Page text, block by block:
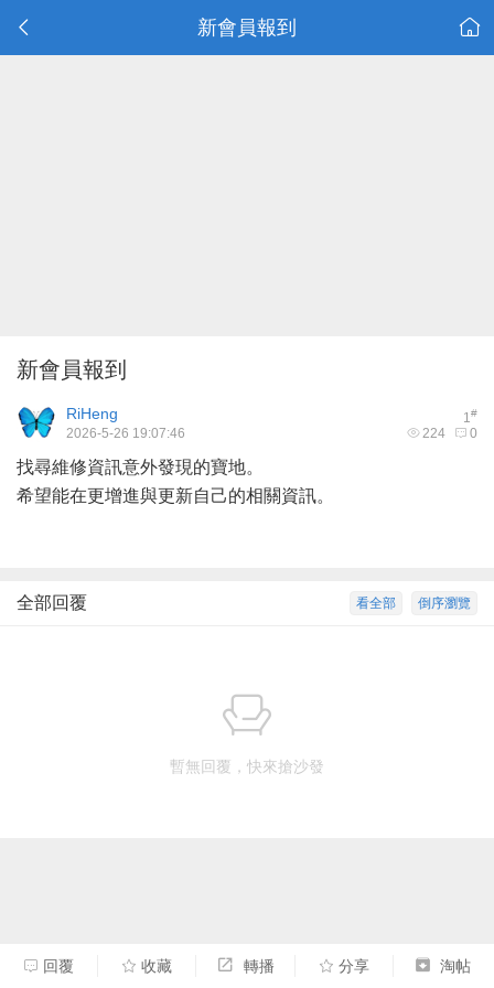
新會員報到
新會員報到
1#
RiHeng
224 0
2026-5-26 19:07:46
找尋維修資訊意外發現的寶地。
希望能在更增進與更新自己的相關資訊。
倒序瀏覽
看全部
全部回覆
暫無回覆，快來搶沙發
回覆 收藏 轉播 分享 淘帖